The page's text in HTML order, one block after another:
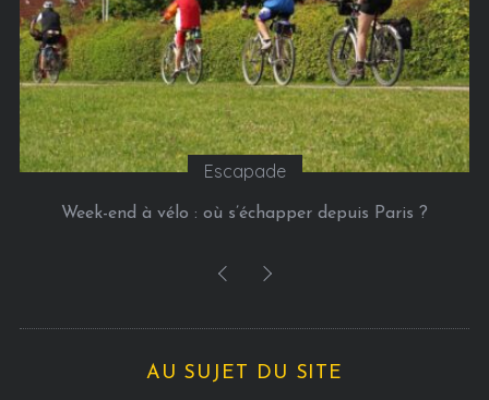
Escapade
Week-end à vélo : où s’échapper depuis Paris ?
AU SUJET DU SITE